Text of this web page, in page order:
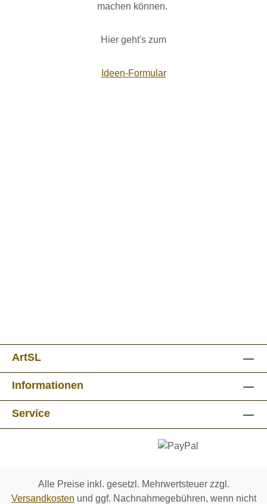
machen können.
Hier geht's zum
Ideen-Formular
ArtSL
Informationen
Service
Alle Preise inkl. gesetzl. Mehrwertsteuer zzgl.
Versandkosten und ggf. Nachnahmegebühren, wenn nicht